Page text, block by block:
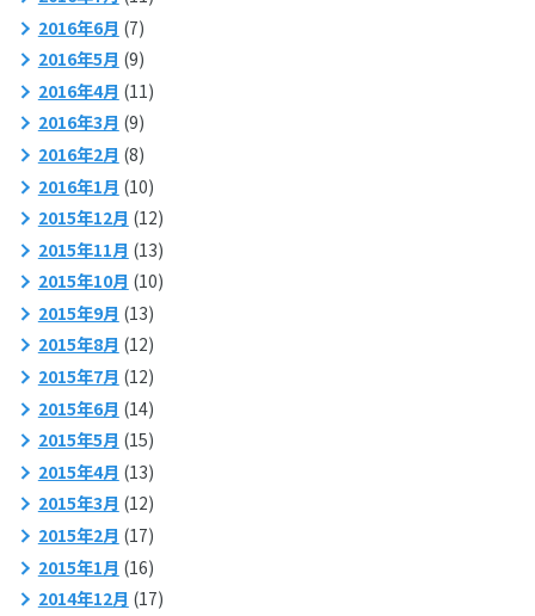
2016年6月 (7)
2016年5月 (9)
2016年4月 (11)
2016年3月 (9)
2016年2月 (8)
2016年1月 (10)
2015年12月 (12)
2015年11月 (13)
2015年10月 (10)
2015年9月 (13)
2015年8月 (12)
2015年7月 (12)
2015年6月 (14)
2015年5月 (15)
2015年4月 (13)
2015年3月 (12)
2015年2月 (17)
2015年1月 (16)
2014年12月 (17)